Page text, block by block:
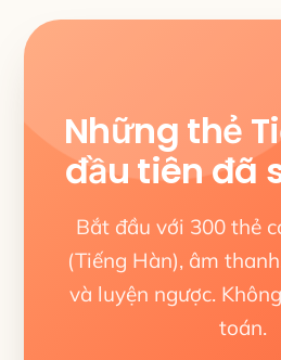
Những thẻ
đầu tiên đã
Bắt đầu với 300 thẻ
(Tiếng Hàn), âm
và luyện ngược.
toán.